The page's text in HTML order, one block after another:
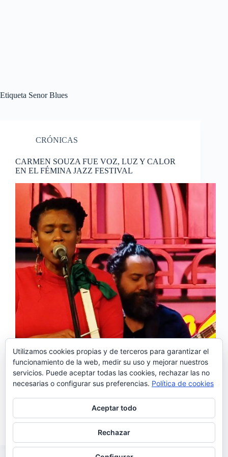
Etiqueta Senor Blues
CRÓNICAS
CARMEN SOUZA FUE VOZ, LUZ Y CALOR
EN EL FÉMINA JAZZ FESTIVAL
Y lo volvió a hacer, una vez más, Carmen Souza…
con un corazón enraizado en Cabo Verde, una voz
negra como la noche en la selva y un alma musical
tan pura como el brillo de su propia sonrisa, la…
Juan Barrero
05/10/2019
Utilizamos cookies propias y de terceros para garantizar el
funcionamiento de la web, medir su uso y mejorar nuestros
servicios. Puede aceptar todas las cookies, rechazar las no
necesarias o configurar sus preferencias. Política de cookies
Aceptar todo
Rechazar